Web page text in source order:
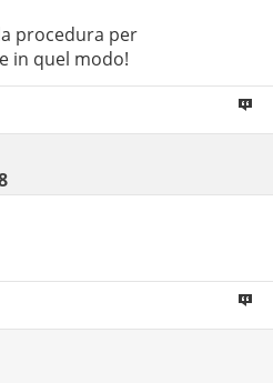
procedura per
in quel modo!